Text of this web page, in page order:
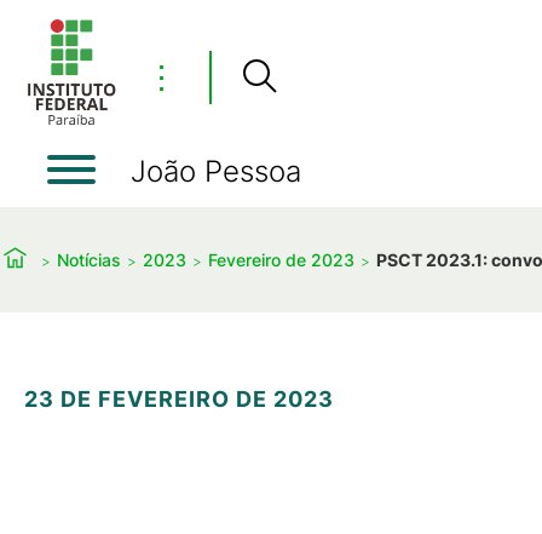
⋮
João Pessoa
Notícias 2023 Fevereiro de 2023 PSCT 2023.1:
23 DE FEVEREIRO DE 2023